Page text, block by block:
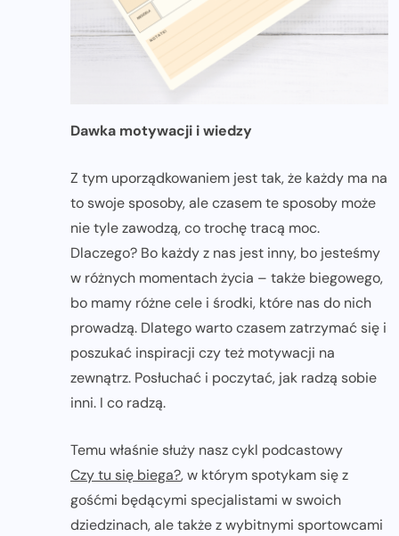
Dawka motywacji i wiedzy
Z tym uporządkowaniem jest tak, że każdy ma na
to swoje sposoby, ale czasem te sposoby może
nie tyle zawodzą, co trochę tracą moc.
Dlaczego? Bo każdy z nas jest inny, bo jesteśmy
w różnych momentach życia – także biegowego,
bo mamy różne cele i środki, które nas do nich
prowadzą. Dlatego warto czasem zatrzymać się i
poszukać inspiracji czy też motywacji na
zewnątrz. Posłuchać i poczytać, jak radzą sobie
inni. I co radzą.
Temu właśnie służy nasz cykl podcastowy
Czy tu się biega?, w którym spotykam się z
gośćmi będącymi specjalistami w swoich
dziedzinach, ale także z wybitnymi sportowcami